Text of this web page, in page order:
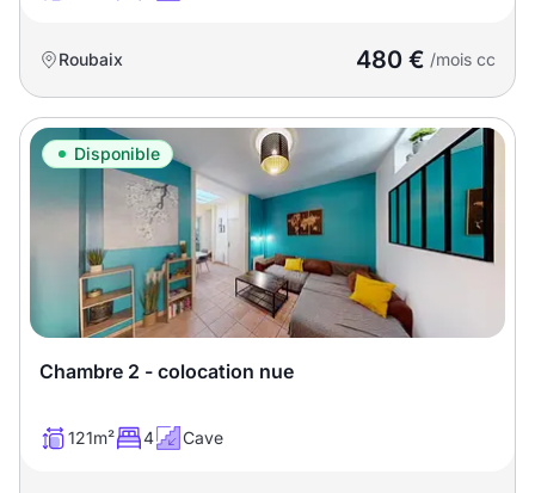
Roubaix 480 € /mois cc
Disponible
Chambre 2 - colocation nue
121m² 4 Cave